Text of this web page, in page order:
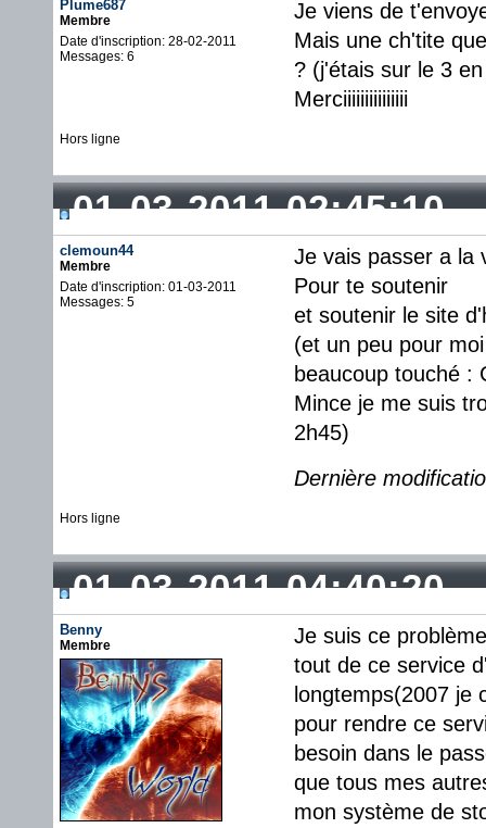
Plume687
Membre
Date d'inscription: 28-02-2011
Messages: 6
Je viens de
Mais une ch'tite
? (j'étais sur le 3
Merciiiiiiiiiiiiiii
Hors ligne
01-03-2011 02:45:10
clemoun44
Membre
Date d'inscription: 01-03-2011
Messages: 5
Je vais passer a la
Pour te soutenir
et soutenir le site
(et un peu pour
beaucoup touché :
Mince je me suis
2h45)
Dernière
Hors ligne
01-03-2011 04:40:20
Benny
Membre
Je suis ce
tout de ce service
longtemps(2007 je
pour rendre ce
besoin dans le
que tous mes
mon système de